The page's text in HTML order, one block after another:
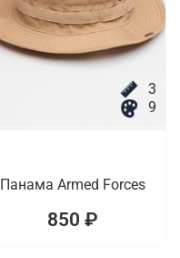
3
9
Панама Armed Forces
850 ₽